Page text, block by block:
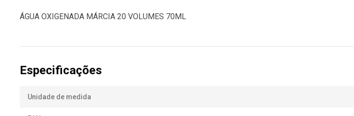
ÁGUA OXIGENADA MÁRCIA 20 VOLUMES 70ML
Especificações
Unidade de medida